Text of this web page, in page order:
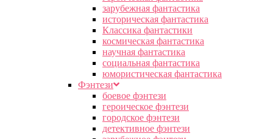
зарубежная фантастика
историческая фантастика
Классика фантастики
космическая фантастика
научная фантастика
социальная фантастика
юмористическая фантастика
Фэнтези
боевое фэнтези
героическое фэнтези
городское фэнтези
детективное фэнтези